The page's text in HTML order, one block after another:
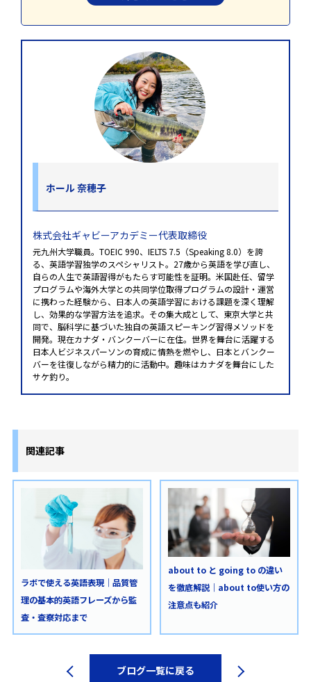
ホール 奈穂子
株式会社ギャビーアカデミー代表取締役
元九州大学職員。TOEIC 990、IELTS 7.5（Speaking 8.0）を誇
る、英語学習独学のスペシャリスト。27歳から英語を学び直し、
自らの人生で英語習得がもたらす可能性を証明。米国赴任、留学
プログラムや海外大学との共同学位取得プログラムの設計・運営
に携わった経験から、日本人の英語学習における課題を深く理解
し、効果的な学習方法を追求。その集大成として、東京大学と共
同で、脳科学に基づいた独自の英語スピーキング習得メソッドを
開発。現在カナダ・バンクーバーに在住。世界を舞台に活躍する
日本人ビジネスパーソンの育成に情熱を燃やし、日本とバンクー
バーを往復しながら精力的に活動中。趣味はカナダを舞台にした
サケ釣り。
関連記事
ラボで使える英語表現｜品質管
理の基本的英語フレーズから監
査・査察対応まで
about to と going to の違い
を徹底解説｜about to使い方の
注意点も紹介
ブログ一覧に戻る